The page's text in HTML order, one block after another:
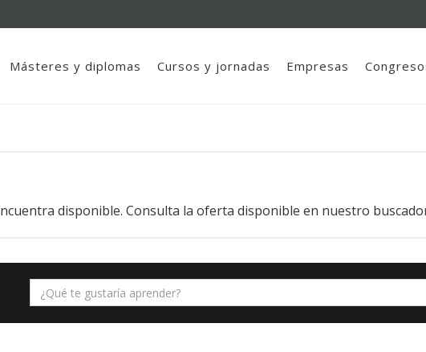
Másteres y diplomas Cursos y jornadas Empresas
disponible. Consulta la oferta disponible en nuestro